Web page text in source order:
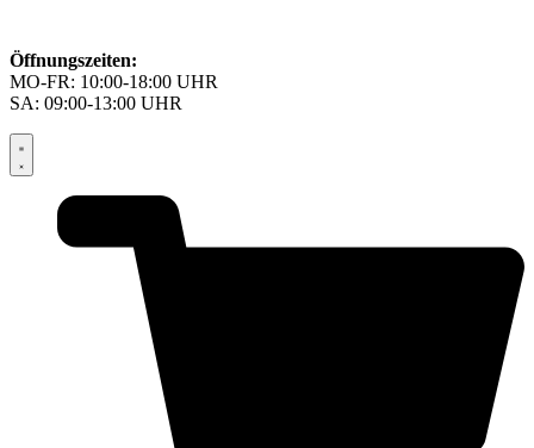
Öffnungszeiten:
MO-FR: 10:00-18:00 UHR
SA: 09:00-13:00 UHR